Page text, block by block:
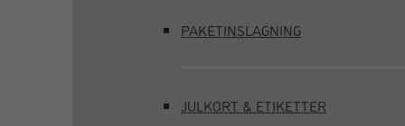
PAKETINSLAGNING
JULKORT & ETIKETTER